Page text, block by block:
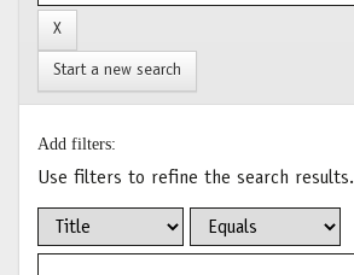
Start a new search
Add filters:
Use filters to refine the search results.